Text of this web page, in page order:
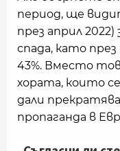
период, ще
през април
спада, като
43%. Вместо
хората, които
дали
пропаганда в